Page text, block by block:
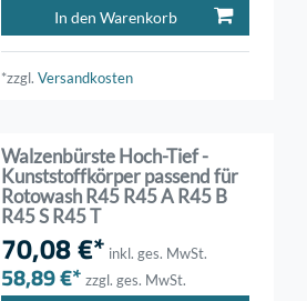
In den Warenkorb
*zzgl.Versandkosten
Walzenbürste Hoch-Tief -
Kunststoffkörper passend für
Rotowash R45 R45 A R45 B
R45 S R45 T
70,08 €* inkl. ges. MwSt.
58,89 €* zzgl. ges. MwSt.